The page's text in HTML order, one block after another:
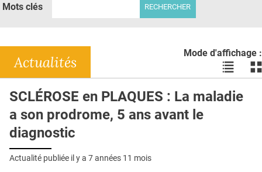
DOSSIERS
RÉSEAUX
E-REVUE SAD
THÉMA
L'APP
Mots clés
Mode d'affichage :
Voir
les
en
les
Actualités
SCLÉROSE en PLAQUES : La maladie
a son prodrome, 5 ans avant le
diagnostic
Actualité publiée il y a 7 années 11 mois